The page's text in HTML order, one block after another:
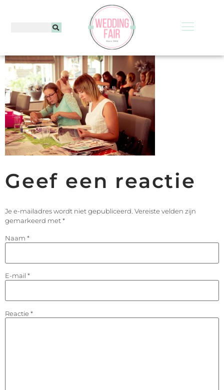
Geef een reactie
Je e-mailadres wordt niet gepubliceerd. Vereiste velden zijn
gemarkeerd met*
Naam *
E-mail *
Reactie *